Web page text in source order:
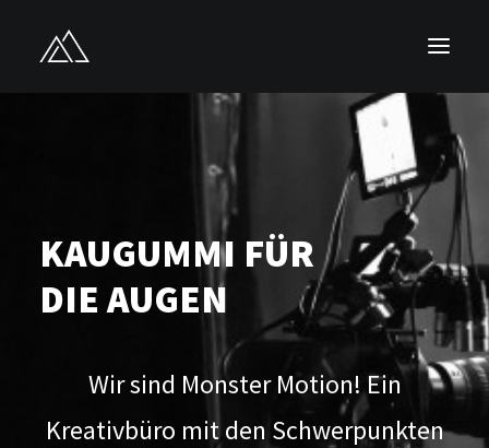
PROJEKTE
KONTAKT
KAUGUMMI FÜR
DIE AUGEN
Wir sind Monster Motion! Ein
Kreativbüro mit den Schwerpunkten